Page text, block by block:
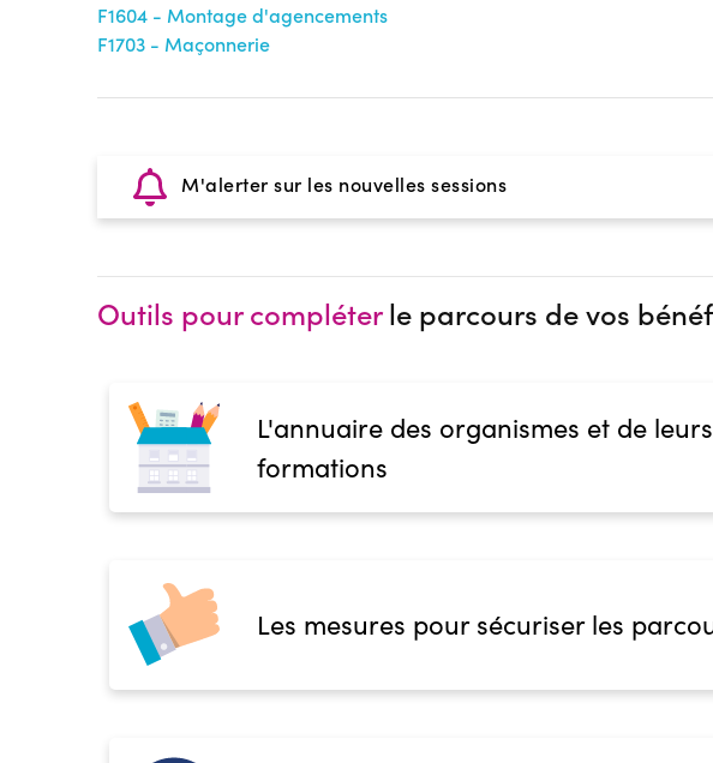
F1604 - Montage d'agencements
F1703 - Maçonnerie
M'alerter sur les nouvelles sessions
Outils pour compléterle parcours de vos
L'annuaire des organismes et de leurs
formations
Les mesures pour sécuriser les